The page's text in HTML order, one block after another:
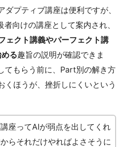
プティブ講座は便利ですが、
向けの講座として案内され、
ェクト講義やパーフェクト講
る趣旨の説明が確認できま
てもらう前に、Part別の解き方
くほうが、挫折しにくいという
座ってAIが弱点を出してくれ
らそれだけやればよさそうに